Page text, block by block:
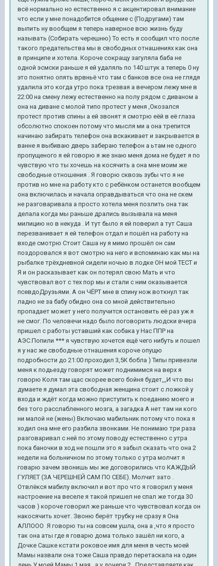
всё нормально но естественно я с акцентировал внимание
что если у мне понадобится общение с (Подругами) там
выпить ну вообщем я теперь наверное всю жизнь буду
называть (Собирать черешню) То есть я сообщил что после
такого предательства мы в свободных отнашениях как она
в принципе и хотела. Короче сокращу загуляла баба не
одной эсмски раньше я ей удаляль по 140 штук а теперь 0 ну
это понятно опять врвньё что там с банков все она не глядя
удалила это когда утро пока трезвая а вечером лежу мне в
22:00 на смену лежу естественно на полу рядом с диваном а
она на диване с молой типо протест у меня ,Окозался
протест против спины а ей звонят я смотрю еёй в её глаза
обсолютно спокоен потому что мысля ми а она трепится
начинаю забирать телефон она вскакивает и закрывается в
ванне я выбиваю дверь забераю телефон а ьтам не одного
пропущеного я ей говорю я же знаю меня дома не будет я по
чувствую что ты хочешь на косячить а она мне моим же
свободные отношения . Я говорю сквозь зубы что я не
против но мне на работу кто с ребёнком останется вообщем
она включилась и начала оправдываться что она не скем
не разговаривала а просто хотела меня позлить она так
делала когда мы раньше дрались вызывала на меня
милицию но в некуда . И тут было я ей поверил а тут Саша
перезванивает я ей телефон отдал и пошёл на работу на
входе смотрю Стоит Саша ну я мимо прошёл он сам
поздоровался я вот смотрю на него и вспоминаю как мы на
рыбалке трёхдневной сидели ночью в лодке ОН мой ТЕСТ и
Я и он расказывает как он потерял свою Мать и что
чувствовал вот с тех пор мы и стали с ним оказывается
псевдоДрузьями. А он ЧЁРТ мне в спину нож воткнул так
ладно не за бабу обидно она со мной действительно
пропадает может у него получится остановить её раз уж я
не смог. По человечи надо было поговорить людски вчера
пришел с работы уставший как собака у Нас ППР на
АЭС.Попили *** я чувствую хочется ещё чего нибуть и пошел
я у нас же свободные отнашения короче опущю
подробности до 21:00 проходил 3,5К бобла ) Типы привезли
меня к подьезду говорят может поднимимся на верх я
говорю Коля там щас скорее всего бойня будет,,,И что вы
думаете я думал эта свободная женщина стоит с ложкой у
входа и ждёт когда можно приступить к поеданию моего и
без того расслабленного мозга, а загадка А нет там ни кого
ни малой не (жены) Включаю мабильник потому что пока я
ходил она мне его разбила звонками. Не понимаю три раза
разговаривал с ней по этому поводу естественно с утра
пока баночки в ход не пошли это я забыл сказать что она 2
недели на больничном по этому только с утра молчит я
говарю зачем звонишь мы же договорились что КАЖДЫЙ
ГУЛЯЕТ (ЗА ЧЕРЕШНЕЙ САМ ПО СЕБЕ). Молчит зато .
Отвлёкся мабилу включил и вот про что я говорил у меня
настроение на веселе я такой пришел не спал же тогда 30
часов ) короче говорил же раньше что чувствовал когда он
накосячить хочет. Звоню берёт трубку не сразу я Она
АЛЛООО Я говорю ты на совсем ушла, она а ,что я просто
так она аты где я говарю дома только зашёл ни кого, а
Дочке Сашке кстати роковое имя для меня в честь моей
Мамы назвали она тоже Саша правдо перетаскала на один